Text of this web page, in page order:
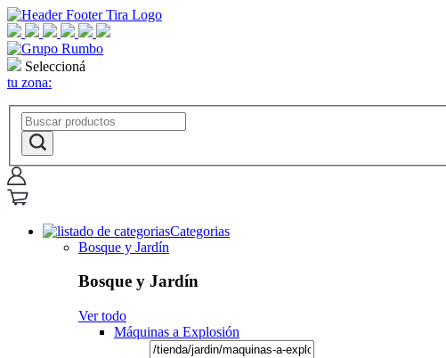
Seleccioná
tu zona:
Categorias
Bosque y Jardín
Bosque y Jardín
Ver todo
Máquinas a Explosión